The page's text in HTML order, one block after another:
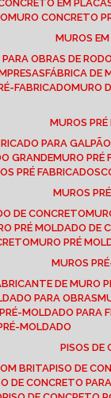
CONCRETO EM
MURO CONCRETO
MUROS
PARA OBRAS DE
FÁBRICA DE
FABRICADO
MUROS
PARA GALPÃO
GRANDE MURO
PRÉ FABRICADOS
MUROS
DE CONCRETO
PRÉ MOLDADO DE
MURO PRÉ
MUROS
DE MURO
PARA OBRAS
PRÉ-MOLDADO
PRÉ-MOLDADO
PISOS
BRITA PISO DE
DE CONCRETO